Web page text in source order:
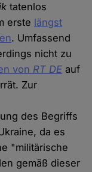
tatenlos
erste längst
. Umfassend
nicht zu
von RT DE auf
Zur
des Begriffs
da es
"militärische
gemäß dieser